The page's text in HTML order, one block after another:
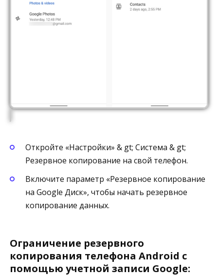
Откройте «Настройки» & gt; Система & gt;
Резервное копирование на свой телефон.
Включите параметр «Резервное копирование
на Google Диск», чтобы начать резервное
копирование данных.
Ограничение резервного
копирования телефона Android с
помощью учетной записи Google: